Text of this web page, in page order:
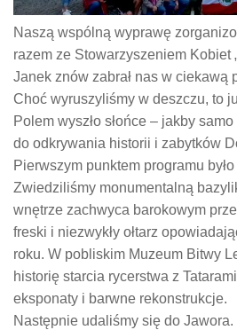
Naszą wspólną wyprawę
razem ze Stowarzyszeniem Kobiet
Janek znów zabrał nas w ciekawą
Choć wyruszyliśmy w deszczu, to
Polem wyszło słońce – jakby
do odkrywania historii i zabytków
Pierwszym punktem programu
Zwiedziliśmy monumentalną
wnętrze zachwyca barokowym
freski i niezwykły ołtarz
roku. W pobliskim Muzeum Bitwy
historię starcia rycerstwa z
eksponaty i barwne rekonstrukcje.
Następnie udaliśmy się do Jawora.